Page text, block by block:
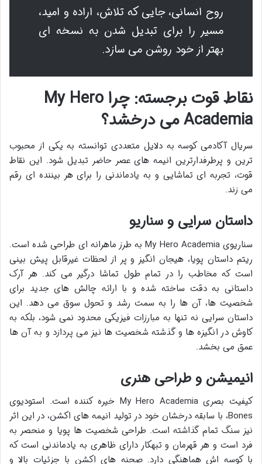
روح انسانی، جایی که تلاش، اراده و امید،
مسیر را برای تبدیل شدن به نسخه ای
بهتر از خود روشن می سازد.
نقاط قوت برجسته: چرا My Hero
Academia می درخشد؟
سریال آکادمی کوسه به دلایل متعددی توانسته به یکی از محبوب
ترین و پرطرفدارترین انیمه های عصر حاضر تبدیل شود. این نقاط
قوت، تجربه ای تماشایی و به یادماندنی را برای هر بیننده ای رقم
می زند.
داستان سرایی و سناریو
سناریوی My Hero Academia به طرز ماهرانه ای طراحی شده است.
ریتم داستان پویا، هیجان انگیز و پر از لحظات غیرقابل پیش بینی
است که مخاطب را در تمام طول تماشا درگیر می کند. هر آرک
داستانی به دقت ساخته شده و با ارائه چالش های جدید برای
شخصیت ها، آن ها را به سمت رشد و تحول سوق می دهد. این
داستان سرایی نه تنها به مبارزات فیزیکی محدود نمی شود، بلکه به
کاوش در انگیزه ها و گذشته شخصیت ها نیز می پردازد و به آن ها
عمق می بخشد.
انیمیشن و طراحی هنری
کیفیت بصری My Hero Academia خیره کننده است. استودیوی
Bones، با سابقه درخشان خود در تولید انیمه های اکشن، در این اثر
نیز سنگ تمام گذاشته است. طراحی شخصیت ها پویا و منحصر به
فرد است و هر قهرمان و تبهکار دارای ظاهری به یادماندنی است که
با کوسه اش هماهنگی دارد. صحنه های اکشن با جزئیات بالا و